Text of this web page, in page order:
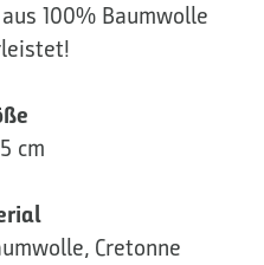
100% Baumwolle
cm
Cretonne